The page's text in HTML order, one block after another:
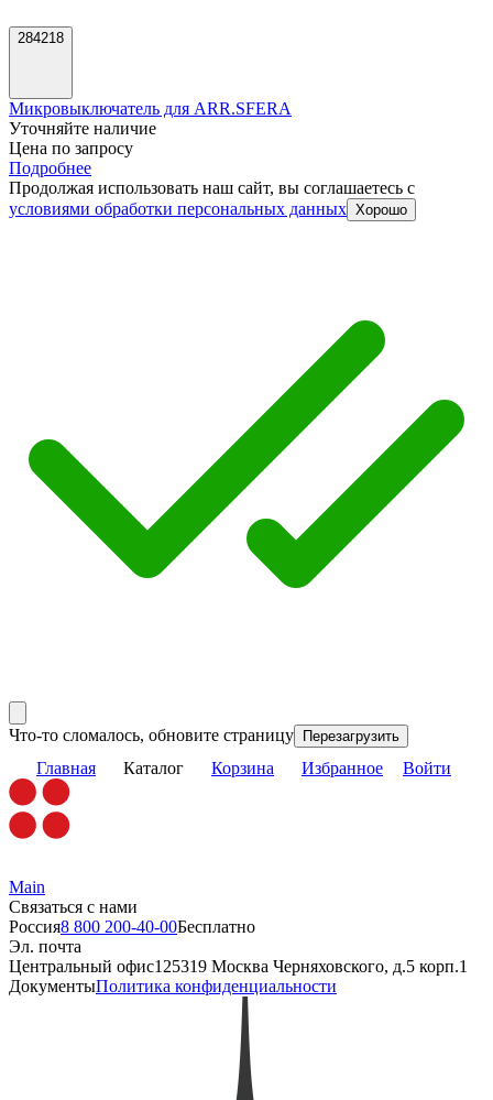
284218
Микровыключатель для ARR.SFERA
Уточняйте наличие
Цена по запросу
Подробнее
Продолжая использовать наш сайт, вы соглашаетесь c
условиями обработки персональных данных Хорошо
Что-то сломалось, обновите страницу Перезагрузить
Главная Каталог Корзина Избранное Войти
Main
Связаться с нами
Россия8 800 200-40-00Бесплатно
Эл. почта
Центральный офис125319 Москва Черняховского, д.5 корп.1
ДокументыПолитика конфиденциальности